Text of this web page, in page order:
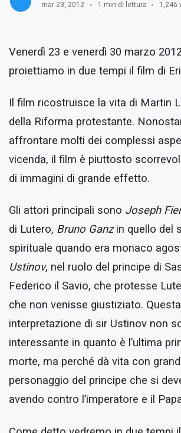
mar 23, 2012
1 min di lettura 1,246
Venerdì 23 e venerdì 30 marzo
proiettiamo in due tempi il film di
Il film ricostruisce la vita di Martin
della Riforma protestante.
affrontare molti dei complessi
vicenda, il film è piuttosto
di immagini di grande effetto.
Gli attori principali sono Joseph
di Lutero, Bruno Ganzin quello del
spirituale quando era monaco
Ustinov, nel ruolo del principe di
Federico il Savio, che protesse
che non venisse giustiziato. Questa
interpretazione di sir Ustinov non
interessante in quanto è l’ultima
morte, ma perché dà vita con
personaggio del principe che si
avendo contro l’imperatore e il